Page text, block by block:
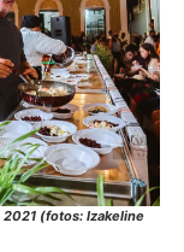
(fotos: Izakeline